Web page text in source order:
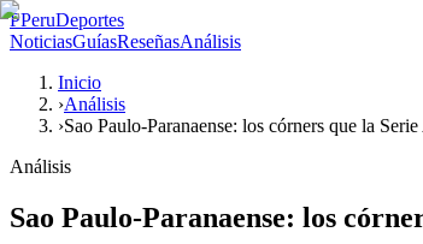
PPeruDeportes
NoticiasGuíasReseñasAnálisis
Inicio
›Análisis
›Sao Paulo-Paranaense: los córners que la Serie
Análisis
Sao Paulo-Paranaense: los